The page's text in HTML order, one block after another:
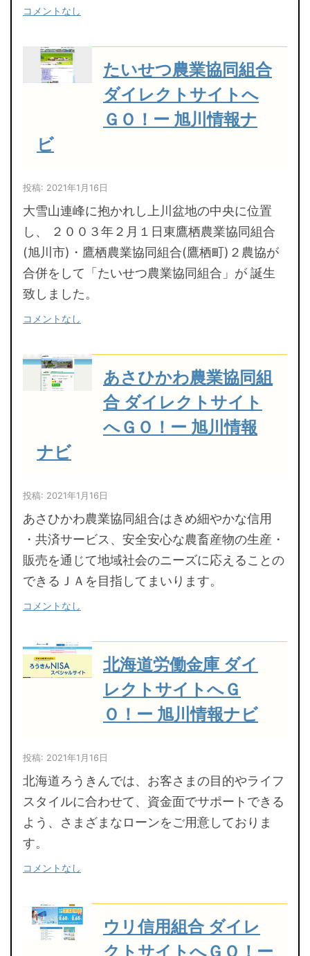
コメントなし
たいせつ農業協同組合
ダイレクトサイトへ
ＧＯ！ー 旭川情報ナ
ビ
投稿: 2021年1月16日
大雪山連峰に抱かれし上川盆地の中央に位置
し、 ２００３年２月１日東鷹栖農業協同組合
(旭川市)・鷹栖農業協同組合(鷹栖町)２農協が
合併をして「たいせつ農業協同組合」が 誕生
致しました。
コメントなし
あさひかわ農業協同組
合 ダイレクトサイト
へＧＯ！ー 旭川情報
ナビ
投稿: 2021年1月16日
あさひかわ農業協同組合はきめ細やかな信用
・共済サービス、安全安心な農畜産物の生産・
販売を通じて地域社会のニーズに応えることの
できるＪＡを目指してまいります。
コメントなし
北海道労働金庫 ダイ
レクトサイトへＧ
Ｏ！ー 旭川情報ナビ
投稿: 2021年1月16日
北海道ろうきんでは、お客さまの目的やライフ
スタイルに合わせて、資金面でサポートできる
よう、さまざまなローンをご用意しておりま
す。
コメントなし
ウリ信用組合 ダイレ
クトサイトへＧＯ！ー